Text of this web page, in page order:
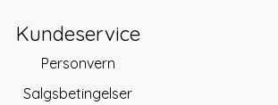
Kundeservice
Personvern
Salgsbetingelser